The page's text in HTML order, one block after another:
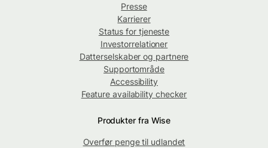
Presse
Karrierer
Status for tjeneste
Investorrelationer
Datterselskaber og partnere
Supportområde
Accessibility
Feature availability checker
Produkter fra Wise
Overfør penge til udlandet